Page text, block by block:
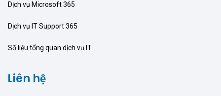
Dịch vụ Microsoft 365
Dịch vụ IT Support 365
Số liệu tổng quan dịch vụ IT
Liên hệ